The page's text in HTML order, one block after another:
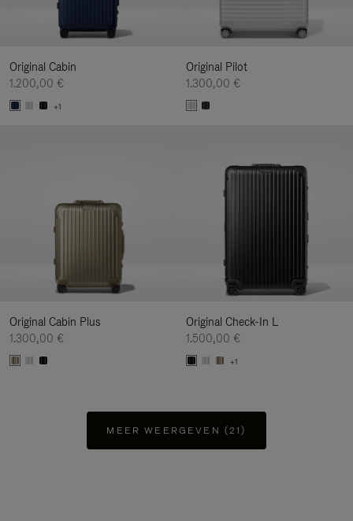
Original Cabin
1.200,00 €
+1
Original Pilot
1.300,00 €
Original Cabin Plus
1.300,00 €
Original Check-In L
1.500,00 €
+1
MEER WEERGEVEN (21)